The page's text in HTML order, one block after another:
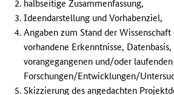
halbseitige Zusammenfassung,
Ideendarstellung und Vorhabenziel,
Angaben zum Stand der
vorhandene Erkenntnisse,
vorangegangenen und/oder laufenden
Forschungen/Entwicklungen/
Skizzierung des angedachten